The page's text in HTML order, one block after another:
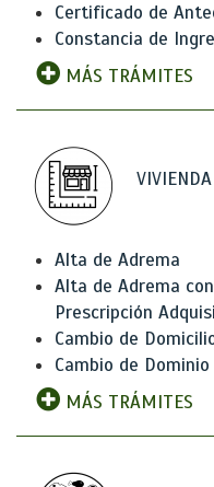
Certificado de
Constancia de
MÁS TRÁMITES
Alta de Adrema
Alta de Adrema
Prescripción
Cambio de
Cambio de Dominio
MÁS TRÁMITES